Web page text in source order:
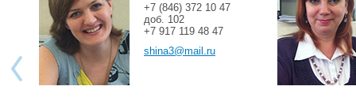
+7 (846) 372 10 47
доб. 102
+7 917 119 48 47
shina3@mail.ru